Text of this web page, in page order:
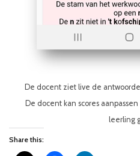
De docent ziet live de
De docent kan scores
leerling
Share this: